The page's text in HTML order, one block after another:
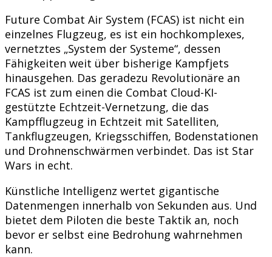
Future Combat Air System (FCAS) ist nicht ein
einzelnes Flugzeug, es ist ein hochkomplexes,
vernetztes „System der Systeme“, dessen
Fähigkeiten weit über bisherige Kampfjets
hinausgehen. Das geradezu Revolutionäre an
FCAS ist zum einen die Combat Cloud-KI-
gestützte Echtzeit-Vernetzung, die das
Kampfflugzeug in Echtzeit mit Satelliten,
Tankflugzeugen, Kriegsschiffen, Bodenstationen
und Drohnenschwärmen verbindet. Das ist Star
Wars in echt.
Künstliche Intelligenz wertet gigantische
Datenmengen innerhalb von Sekunden aus. Und
bietet dem Piloten die beste Taktik an, noch
bevor er selbst eine Bedrohung wahrnehmen
kann.